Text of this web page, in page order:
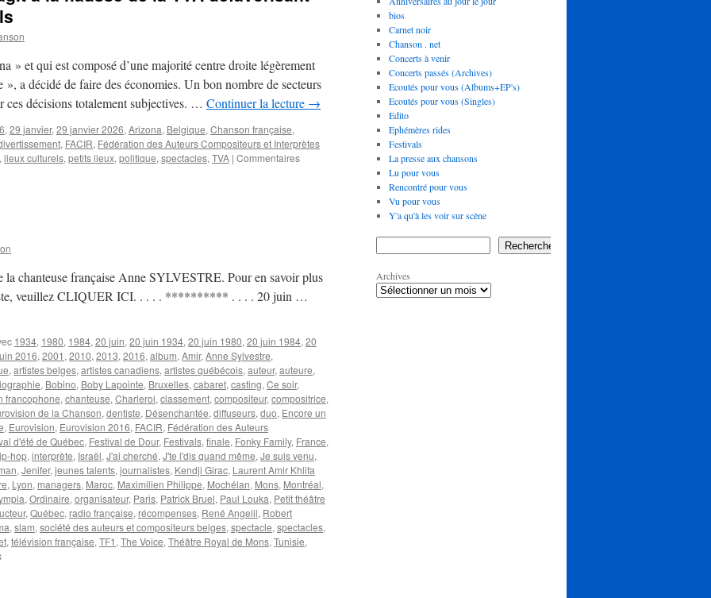
» et qui est composé d’une majorité centre droite légèrement
a décidé de faire des économies. Un bon nombre de secteurs
ces décisions totalement subjectives. … Continuer la lecture →
, 29 janvier, 29 janvier 2026, Arizona, Belgique, Chanson française,
, FACIR, Fédération des Auteurs Compositeurs et Interprètes
, lieux culturels, petits lieux, politique, spectacles, TVA | Commentaires
chanteuse française Anne SYLVESTRE. Pour en savoir plus
veuillez CLIQUER ICI. . . . . ********** . . . . 20 juin …
1934, 1980, 1984, 20 juin, 20 juin 1934, 20 juin 1980, 20 juin 1984, 20
2016, 2001 , 2010, 2013, 2016, album, Amir, Anne Sylvestre,
, artistes belges, artistes canadiens, artistes québécois, auteur, auteure,
, Bobino, Boby Lapointe, Bruxelles, cabaret, casting, Ce soir,
francophone, chanteuse, Charleroi, classement, compositeur, compositrice,
de la Chanson, dentiste, Désenchantée, diffuseurs, duo, Encore un
, Eurovision, Eurovision 2016, FACIR, Fédération des Auteurs
d'été de Québec, Festival de Dour, Festivals, finale, Fonky Family, France,
hop, interprète, Israël, J'ai cherché, J'te l'dis quand même, Je suis venu,
, Jenifer, jeunes talents, journalistes, Kendji Girac, Laurent Amir Khlifa
, Lyon, managers, Maroc, Maximilien Philippe, Mochélan, Mons, Montréal,
, Ordinaire, organisateur, Paris, Patrick Bruel, Paul Louka, Petit théâtre
, Québec, radio française, récompenses, René Angelil, Robert
, slam, société des auteurs et compositeurs belges, spectacle, spectacles,
, télévision française, TF1 , The Voice, Théâtre Royal de Mons, Tunisie,
sur
bios
Carnet noir
Chanson . net
Concerts à venir
Concerts passés (Archives)
Ecoutés pour vous (Albums+EP's)
Ecoutés pour vous (Singles)
Edito
Ephémères rides
Festivals
La presse aux chansons
Lu pour vous
Rencontré pour vous
Vu pour vous
Y'a qu'à les voir sur scène
Rechercher
Archives